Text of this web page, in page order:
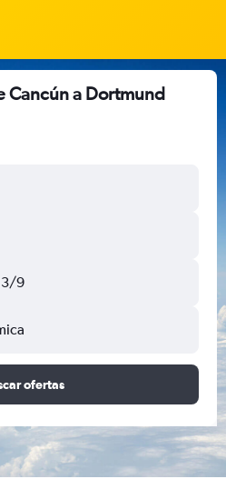
Cancún a Dortmund
9
ofertas